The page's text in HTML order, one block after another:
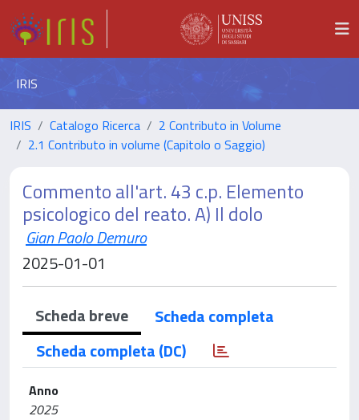
IRIS
IRIS Catalogo Ricerca
2 Contributo in Volume
2.1 Contributo in volume (Capitolo o Saggio)
Commento all'art. 43 c.p. Elemento
psicologico del reato. A) Il dolo
Gian Paolo Demuro
2025-01-01
Scheda breve
Scheda completa
Scheda completa (DC)
Anno
2025